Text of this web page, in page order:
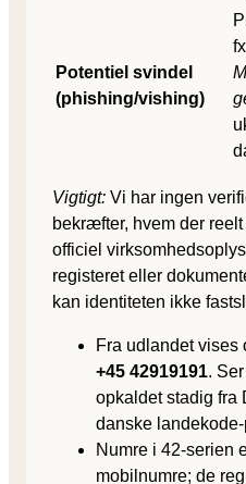
Potentiel svindel
(phishing/vishing)
fx
Vigtigt: Vi har ingen
bekræfter, hvem der
officiel
registeret eller
kan identiteten ikke
Fra udlandet vises
+45 42919191.
opkaldet stadig fra
danske
Numre i 42-serien
mobilnumre; de